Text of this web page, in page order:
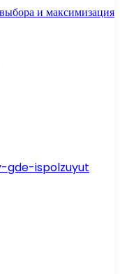
и максимизация
ispolzuyut